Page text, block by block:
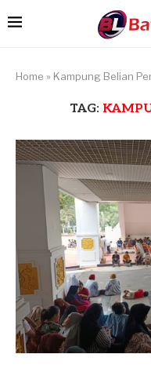
Home » Kampung Belian
TAG: